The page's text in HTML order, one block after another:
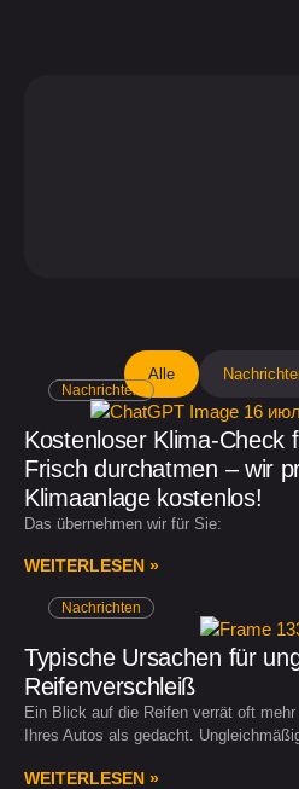
Alle
Nachrichten
Kostenloser Klima-Check
Frisch durchatmen – wir
Klimaanlage kostenlos!
Das übernehmen wir für Sie:
WEITERLESEN »
Nachrichten
Typische Ursachen für
Reifenverschleiß
Ein Blick auf die Reifen verrät oft
Ihres Autos als gedacht.
WEITERLESEN »